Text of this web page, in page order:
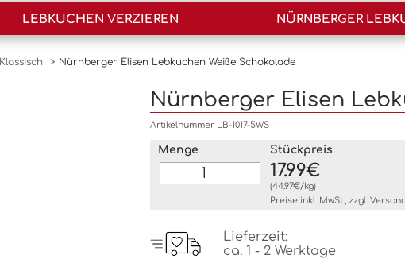
LEBKUCHEN VERZIEREN NÜRNBERGER
Klassisch > Nürnberger Elisen Lebkuchen Weiße Schokolade
Nürnberger Elisen
Artikelnummer LB-1017-5WS
Menge Stückpreis
17.99€
(44.97€/kg)
Preise inkl. MwSt., zzgl.
Lieferzeit:
ca. 1 - 2 Werktage